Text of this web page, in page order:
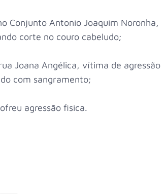
Conjunto Antonio Joaquim Noronha,
corte no couro cabeludo;
Joana Angélica, vítima de agressão
com sangramento;
agressão fisica.